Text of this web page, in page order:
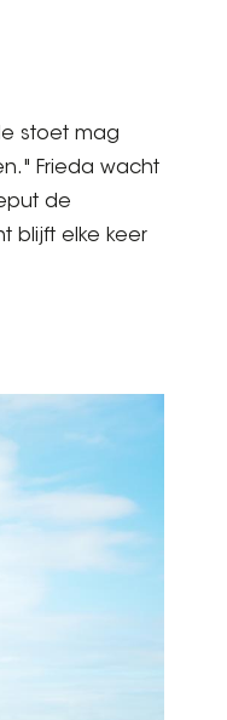
stoet mag
Frieda wacht
de
blijft elke keer